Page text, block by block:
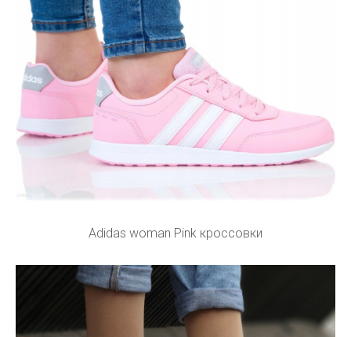
Adidas woman Pink кроссовки